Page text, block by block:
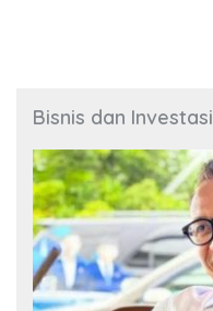
Bisnis dan Investasi